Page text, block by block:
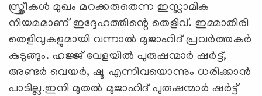
സ്ത്രീകൾ മുഖം മറക്കരുതെന്ന ഇസ്ലാമിക
നിയമമാണ് ഇദ്ദേഹത്തിന്റെ തെളിവ്. ഇമ്മാതിരി
തെളിവുകളുമായി വന്നാൽ മുജാഹിദ് പ്രവർത്തകർ
കുടുങ്ങും. ഹജ്ജ് വേളയിൽ പുരുഷന്മാർ ഷർട്ട്,
അണ്ടർ വെയർ, ഷൂ എന്നിവയൊന്നും ധരിക്കാൻ
പാടില്ല.ഇനി മുതൽ മുജാഹിദ് പുരുഷന്മാർ ഷർട്ട്